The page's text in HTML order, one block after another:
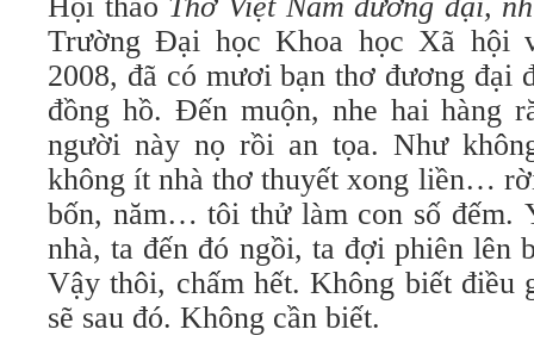
Trường Đại học Khoa học Xã hội
2008, đã có mươi bạn thơ đương đại
đồng hồ. Đến muộn, nhe hai hàng
người này nọ rồi an tọa. Như
không ít nhà thơ thuyết xong liền…
bốn, năm… tôi thử làm con số đếm.
nhà, ta đến đó ngồi, ta đợi phiên lên
Vậy thôi, chấm hết. Không biết điều
sẽ sau đó. Không cần biết.